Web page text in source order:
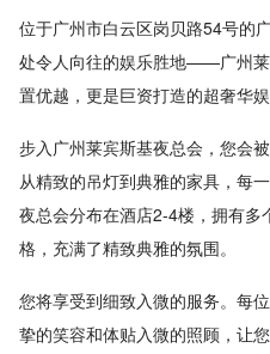
位于广州市白云区岗贝路54号的
处令人向往的娱乐胜地——广州
置优越，更是巨资打造的超奢华娱
步入广州莱宾斯基夜总会，您会
从精致的吊灯到典雅的家具，每
夜总会分布在酒店2-4楼，拥有
格，充满了精致典雅的氛围。
您将享受到细致入微的服务。每
挚的笑容和体贴入微的照顾，让